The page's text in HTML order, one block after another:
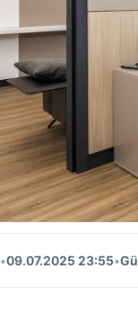
•09.07.2025 23:55•